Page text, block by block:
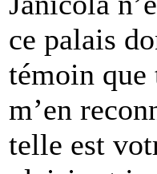
ce palais
témoin que
m’en
telle est